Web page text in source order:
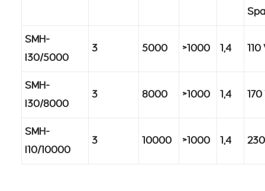
SMH-
I30/5000
3 5000 >1000 1,4 110
SMH-
I30/8000
3 8000 >1000 1,4 170
SMH-
I10/10000
3 10000 >1000 1,4